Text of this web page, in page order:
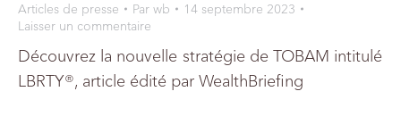
Articles de presse Par wb
14 septembre 2023
Laisser un commentaire
Découvrez la nouvelle stratégie de TOBAM intitulé
LBRTY®, article édité par WealthBriefing